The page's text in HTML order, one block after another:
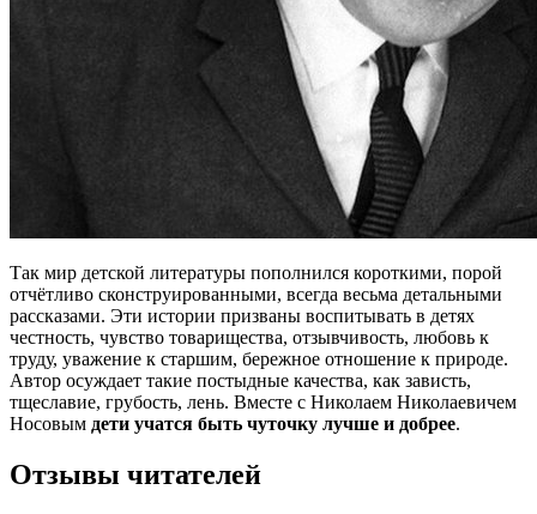
Так мир детской литературы пополнился короткими, порой
отчётливо сконструированными, всегда весьма детальными
рассказами. Эти истории призваны воспитывать в детях
честность, чувство товарищества, отзывчивость, любовь к
труду, уважение к старшим, бережное отношение к природе.
Автор осуждает такие постыдные качества, как зависть,
тщеславие, грубость, лень. Вместе с Николаем Николаевичем
Носовым дети учатся быть чуточку лучше и добрее.
Отзывы читателей